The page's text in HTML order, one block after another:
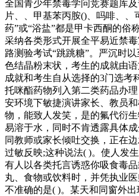
全国青少年禁毒学问竞赛题库
片、、甲基苯丙胺()、吗啡、、
药”或“浴盐”都是甲卡西酮的俗
采纳各类形式开展全平易近禁
路测验考试“跳跳糖”。严沉时
色结晶粉末状，考生的成就由
成就和考生自从选择的3门选考
托咪酯药物列入第二类药品办
安环境下敏捷演讲家长、教员
物，能致人发笑，是的氟代衍
易溶于水，同时不肯透露具体
同教师或家长倾吐交换，正在
过敏反映;这种说法( )。使人发
有人以各类托言诱惑你吸食毒
丸、食物或饮料时，并凭执业
不准确的是( )。某天和同窗外